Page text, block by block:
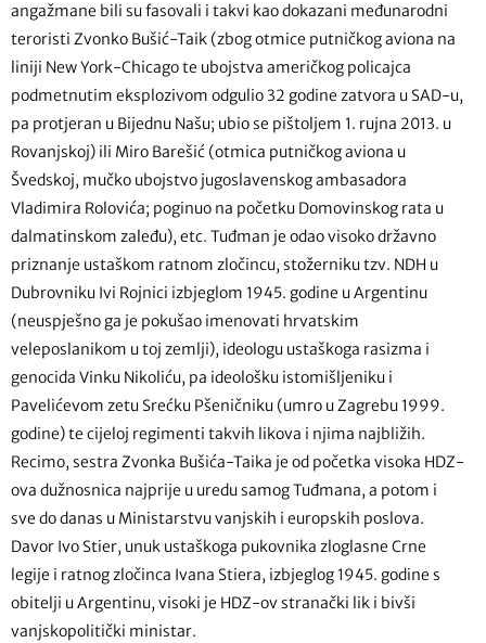
angažmane bili su fasovali i takvi kao dokazani međunarodni
teroristi Zvonko Bušić-Taik (zbog otmice putničkog aviona na
liniji New York-Chicago te ubojstva američkog policajca
podmetnutim eksplozivom odgulio 32 godine zatvora u SAD-u,
pa protjeran u Bijednu Našu; ubio se pištoljem 1. rujna 2013. u
Rovanjskoj) ili Miro Barešić (otmica putničkog aviona u
Švedskoj, mučko ubojstvo jugoslavenskog ambasadora
Vladimira Rolovića; poginuo na početku Domovinskog rata u
dalmatinskom zaleđu), etc. Tuđman je odao visoko državno
priznanje ustaškom ratnom zločincu, stožerniku tzv. NDH u
Dubrovniku Ivi Rojnici izbjeglom 1945. godine u Argentinu
(neuspješno ga je pokušao imenovati hrvatskim
veleposlanikom u toj zemlji), ideologu ustaškoga rasizma i
genocida Vinku Nikoliću, pa ideološku istomišljeniku i
Pavelićevom zetu Srećku Pšeničniku (umro u Zagrebu 1999.
godine) te cijeloj regimenti takvih likova i njima najbližih.
Recimo, sestra Zvonka Bušića-Taika je od početka visoka HDZ-
ova dužnosnica najprije u uredu samog Tuđmana, a potom i
sve do danas u Ministarstvu vanjskih i europskih poslova.
Davor Ivo Stier, unuk ustaškoga pukovnika zloglasne Crne
legije i ratnog zločinca Ivana Stiera, izbjeglog 1945. godine s
obitelji u Argentinu, visoki je HDZ-ov stranački lik i bivši
vanjskopolitički ministar.